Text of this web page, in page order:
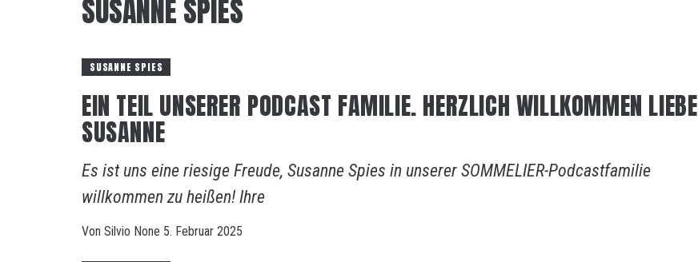
SUSANNE SPIES
SUSANNE SPIES
EIN TEIL UNSERER PODCAST FAMILIE. HERZLICH WILLKOMMEN LIEBE
SUSANNE
Es ist uns eine riesige Freude, Susanne Spies in unserer SOMMELIER-Podcastfamilie
willkommen zu heißen! Ihre
Von Silvio None 5. Februar 2025